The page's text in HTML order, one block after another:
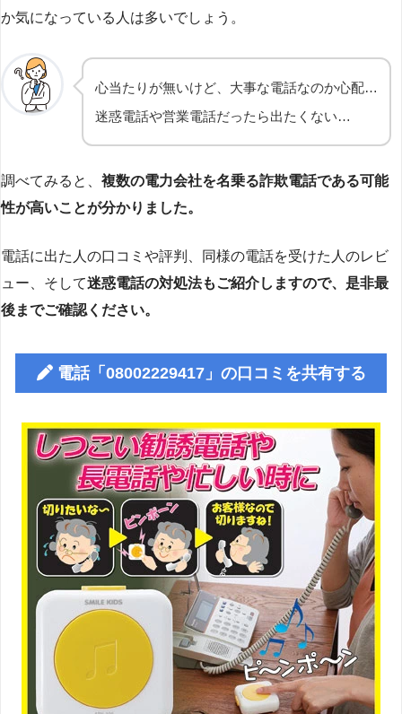
か気になっている人は多いでしょう。
心当たりが無いけど、大事な電話なのか心配…
迷惑電話や営業電話だったら出たくない…
調べてみると、 複数の電力会社を名乗る詐欺電話である可能
性が高いことが分かりました。
電話に出た人の口コミや評判、同様の電話を受けた人のレビ
ュー、そして迷惑電話の対処法もご紹介しますので、是非最
後までご確認ください。
電話「08002229417」の口コミを共有する